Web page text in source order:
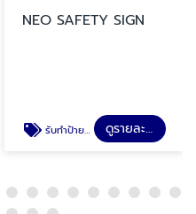
NEO SAFETY SIGN
รับทำป้ายป้ายเเบบพับทรงสามเหลี่ยม ป้ายสวมถังดับเพลิง ป้ายสายดับเพลิง ป้ายล้างตาฉุกเฉิน ดูรายละเอียด